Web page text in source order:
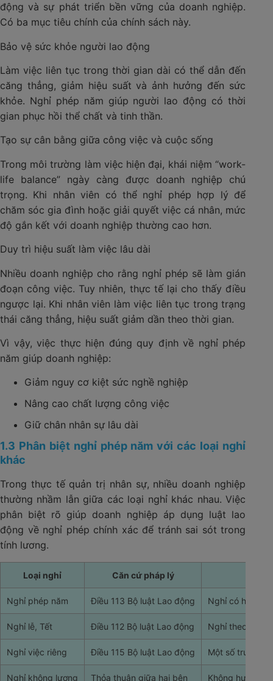
động và sự phát triển bền vững của doanh nghiệp.
Có ba mục tiêu chính của chính sách này.
Bảo vệ sức khỏe người lao động
Làm việc liên tục trong thời gian dài có thể dẫn đến
căng thẳng, giảm hiệu suất và ảnh hưởng đến sức
khỏe. Nghỉ phép năm giúp người lao động có thời
gian phục hồi thể chất và tinh thần.
Tạo sự cân bằng giữa công việc và cuộc sống
Trong môi trường làm việc hiện đại, khái niệm “work-
life balance” ngày càng được doanh nghiệp chú
trọng. Khi nhân viên có thể nghỉ phép hợp lý để
chăm sóc gia đình hoặc giải quyết việc cá nhân, mức
độ gắn kết với doanh nghiệp thường cao hơn.
Duy trì hiệu suất làm việc lâu dài
Nhiều doanh nghiệp cho rằng nghỉ phép sẽ làm gián
đoạn công việc. Tuy nhiên, thực tế lại cho thấy điều
ngược lại. Khi nhân viên làm việc liên tục trong trạng
thái căng thẳng, hiệu suất giảm dần theo thời gian.
Vì vậy, việc thực hiện đúng quy định về nghỉ phép
năm giúp doanh nghiệp:
Giảm nguy cơ kiệt sức nghề nghiệp
Nâng cao chất lượng công việc
Giữ chân nhân sự lâu dài
1.3 Phân biệt nghỉ phép năm với các loại nghỉ
khác
Trong thực tế quản trị nhân sự, nhiều doanh nghiệp
thường nhầm lẫn giữa các loại nghỉ khác nhau. Việc
phân biệt rõ giúp doanh nghiệp áp dụng luật lao
động về nghỉ phép chính xác để tránh sai sót trong
tính lương.
Loại nghỉ Căn cứ pháp lý
Nghỉ phép năm Điều 113 Bộ luật Lao động Nghỉ có hưởng
Nghỉ lễ, Tết Điều 112 Bộ luật Lao động Nghỉ theo lịch
Nghỉ việc riêng Điều 115 Bộ luật Lao động Một số trường
Nghỉ không lương Thỏa thuận giữa hai bên Không hưởng